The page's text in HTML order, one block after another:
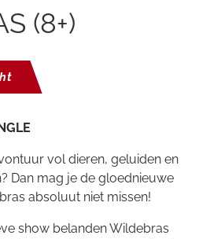
(8+)
vol dieren, geluiden en
Dan mag je de gloednieuwe
absoluut niet missen!
show belanden Wildebras